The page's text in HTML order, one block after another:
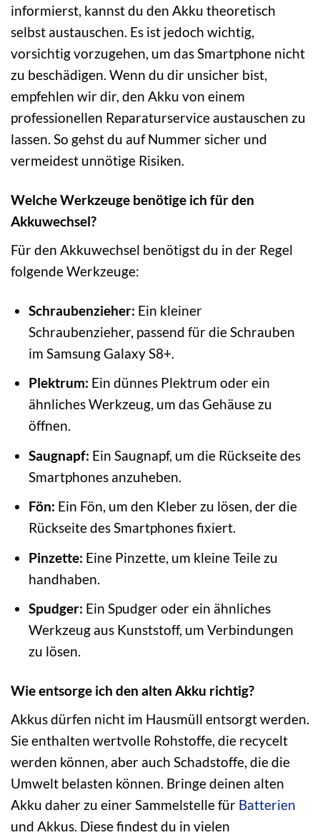
informierst, kannst du den Akku theoretisch
selbst austauschen. Es ist jedoch wichtig,
vorsichtig vorzugehen, um das Smartphone nicht
zu beschädigen. Wenn du dir unsicher bist,
empfehlen wir dir, den Akku von einem
professionellen Reparaturservice austauschen zu
lassen. So gehst du auf Nummer sicher und
vermeidest unnötige Risiken.
Welche Werkzeuge benötige ich für den
Akkuwechsel?
Für den Akkuwechsel benötigst du in der Regel
folgende Werkzeuge:
Schraubenzieher: Ein kleiner
Schraubenzieher, passend für die Schrauben
im Samsung Galaxy S8+.
Plektrum: Ein dünnes Plektrum oder ein
ähnliches Werkzeug, um das Gehäuse zu
öffnen.
Saugnapf: Ein Saugnapf, um die Rückseite des
Smartphones anzuheben.
Fön: Ein Fön, um den Kleber zu lösen, der die
Rückseite des Smartphones fixiert.
Pinzette: Eine Pinzette, um kleine Teile zu
handhaben.
Spudger: Ein Spudger oder ein ähnliches
Werkzeug aus Kunststoff, um Verbindungen
zu lösen.
Wie entsorge ich den alten Akku richtig?
Akkus dürfen nicht im Hausmüll entsorgt werden.
Sie enthalten wertvolle Rohstoffe, die recycelt
werden können, aber auch Schadstoffe, die die
Umwelt belasten können. Bringe deinen alten
Akku daher zu einer Sammelstelle für Batterien
und Akkus. Diese findest du in vielen